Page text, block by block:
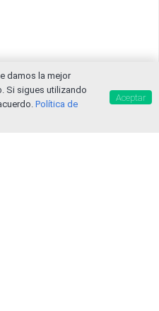
damos la mejor
Si sigues utilizando
Política de
Aceptar